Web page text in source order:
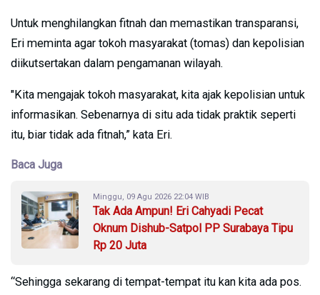
Untuk menghilangkan fitnah dan memastikan transparansi,
Eri meminta agar tokoh masyarakat (tomas) dan kepolisian
diikutsertakan dalam pengamanan wilayah.
"Kita mengajak tokoh masyarakat, kita ajak kepolisian untuk
informasikan. Sebenarnya di situ ada tidak praktik seperti
itu, biar tidak ada fitnah,” kata Eri.
Baca Juga
Minggu, 09 Agu 2026 22:04 WIB
Tak Ada Ampun! Eri Cahyadi Pecat
Oknum Dishub-Satpol PP Surabaya Tipu
Rp 20 Juta
“Sehingga sekarang di tempat-tempat itu kan kita ada pos.